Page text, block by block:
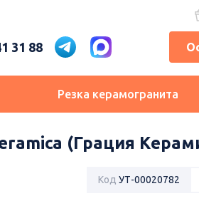
31 88
Резка керамогранита
(Грация
Код УТ-00020782